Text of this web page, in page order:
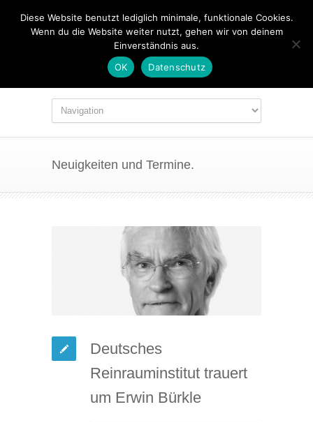
Neuigkeiten und Termine.
Deutsches
Reinrauminstitut trauert
um Erwin Bürkle
Diese Website benutzt lediglich minimale, funktionale Cookies.
Wenn du die Website weiter nutzt, gehen wir von deinem
Einverständnis aus.
OK
Datenschutz